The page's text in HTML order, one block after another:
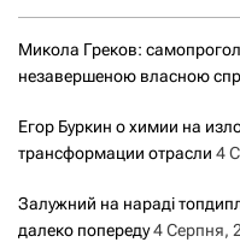
Микола Греков:
незавершеною власною
Егор Буркин о химии на
трансформации отрасли 4
Залужний на нараді
далеко попереду4 Серпня,